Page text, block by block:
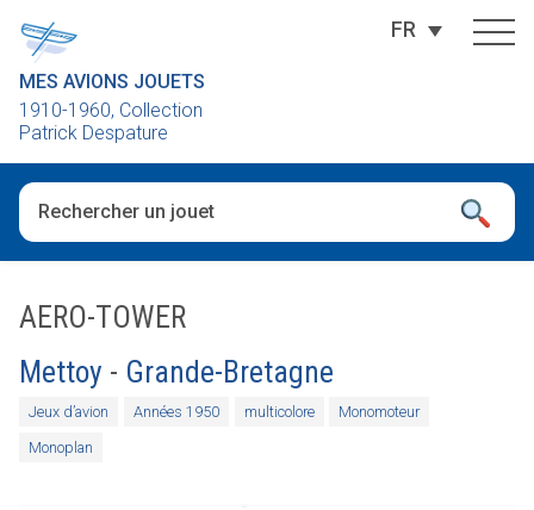
MES AVIONS JOUETS
1910-1960, Collection
Patrick Despature
FR
AERO-TOWER
Mettoy - Grande-Bretagne
Jeux d’avion Années 1950 multicolore
Monomoteur
Monoplan